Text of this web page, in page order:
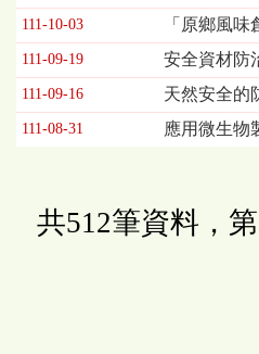
111-10-03 「原鄉風
111-09-19 安全資材防
111-09-16 天然安全的
111-08-31 應用微生物
共512筆資料，